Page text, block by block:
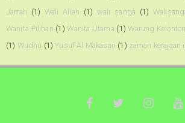
Jarrah (1) Wali Allah (1) wali sanga (1)
Wanita Pilihan (1) Wanita Utama (1) Warung
(1) Wudhu (1) Yusuf Al Makasari (1) zaman kerajaan